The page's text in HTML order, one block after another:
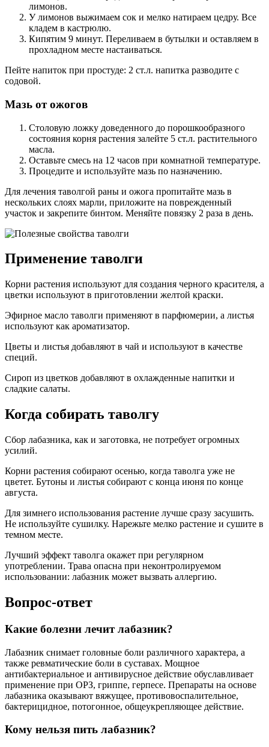
лимонов.
У лимонов выжимаем сок и мелко натираем цедру. Все
кладем в кастрюлю.
Кипятим 9 минут. Переливаем в бутылки и оставляем в
прохладном месте настаиваться.
Пейте напиток при простуде: 2 ст.л. напитка разводите с
содовой.
Мазь от ожогов
Столовую ложку доведенного до порошкообразного
состояния корня растения залейте 5 ст.л. растительного
масла.
Оставьте смесь на 12 часов при комнатной температуре.
Процедите и используйте мазь по назначению.
Для лечения таволгой раны и ожога пропитайте мазь в
нескольких слоях марли, приложите на поврежденный
участок и закрепите бинтом. Меняйте повязку 2 раза в день.
Применение таволги
Корни растения используют для создания черного красителя, а
цветки используют в приготовлении желтой краски.
Эфирное масло таволги применяют в парфюмерии, а листья
используют как ароматизатор.
Цветы и листья добавляют в чай и используют в качестве
специй.
Сироп из цветков добавляют в охлажденные напитки и
сладкие салаты.
Когда собирать таволгу
Сбор лабазника, как и заготовка, не потребует огромных
усилий.
Корни растения собирают осенью, когда таволга уже не
цветет. Бутоны и листья собирают с конца июня по конце
августа.
Для зимнего использования растение лучше сразу засушить.
Не используйте сушилку. Нарежьте мелко растение и сушите в
темном месте.
Лучший эффект таволга окажет при регулярном
употреблении. Трава опасна при неконтролируемом
использовании: лабазник может вызвать аллергию.
Вопрос-ответ
Какие болезни лечит лабазник?
Лабазник снимает головные боли различного характера, а
также ревматические боли в суставах. Мощное
антибактериальное и антивирусное действие обуславливает
применение при ОРЗ, гриппе, герпесе. Препараты на основе
лабазника оказывают вяжущее, противовоспалительное,
бактерицидное, потогонное, общеукрепляющее действие.
Кому нельзя пить лабазник?